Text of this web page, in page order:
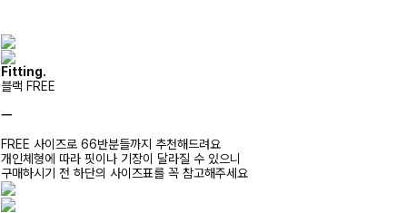
Fitting.
블랙 FREE
ㅡ
FREE 사이즈로 66반분들까지 추천해드려요
개인체형에 따라 핏이나 기장이 달라질 수 있으니
구매하시기 전 하단의 사이즈표를 꼭 참고해주세요